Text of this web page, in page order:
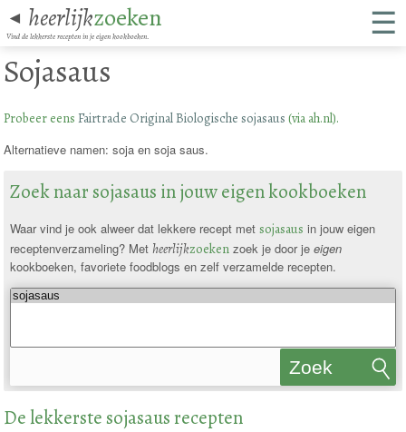
◄ heerlijkzoeken
Vind de lekkerste recepten in je eigen kookboeken. ☰
Sojasaus
Probeer eensFairtrade Original Biologische sojasaus (via ah.nl).
Alternatieve namen: soja en soja saus.
Zoek naar sojasaus in jouw eigen kookboeken
Waar vind je ook alweer dat lekkere recept met sojasaus in jouw eigen
receptenverzameling? Met heerlijkzoeken zoek je door je eigen
kookboeken, favoriete foodblogs en zelf verzamelde recepten.
Zoek
De lekkerste sojasaus recepten